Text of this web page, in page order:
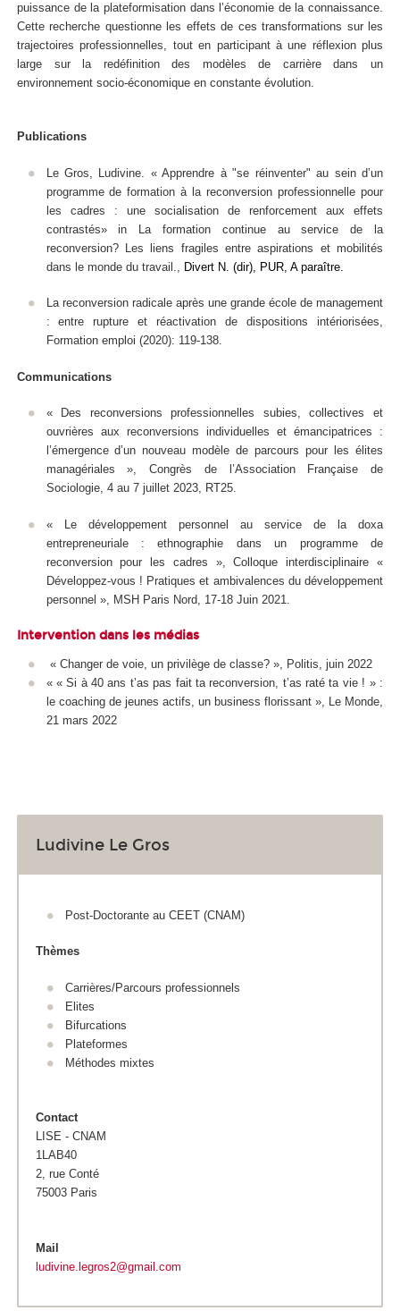
puissance de la plateformisation dans l’économie de la connaissance.
Cette recherche questionne les effets de ces transformations sur les
trajectoires professionnelles, tout en participant à une réflexion plus
large sur la redéfinition des modèles de carrière dans un
environnement socio-économique en constante évolution.
Publications
Le Gros, Ludivine. « Apprendre à "se réinventer" au sein d’un
programme de formation à la reconversion professionnelle pour
les cadres : une socialisation de renforcement aux effets
contrastés» in La formation continue au service de la
reconversion? Les liens fragiles entre aspirations et mobilités
dans le monde du travail., Divert N. (dir), PUR, A paraître.
La reconversion radicale après une grande école de management
: entre rupture et réactivation de dispositions intériorisées,
Formation emploi (2020): 119-138.
Communications
« Des reconversions professionnelles subies, collectives et
ouvrières aux reconversions individuelles et émancipatrices :
l’émergence d’un nouveau modèle de parcours pour les élites
managériales », Congrès de l’Association Française de
Sociologie, 4 au 7 juillet 2023, RT25.
« Le développement personnel au service de la doxa
entrepreneuriale : ethnographie dans un programme de
reconversion pour les cadres », Colloque interdisciplinaire «
Développez-vous ! Pratiques et ambivalences du développement
personnel », MSH Paris Nord, 17-18 Juin 2021.
Intervention dans les médias
« Changer de voie, un privilège de classe? », Politis, juin 2022
« « Si à 40 ans t’as pas fait ta reconversion, t’as raté ta vie ! » :
le coaching de jeunes actifs, un business florissant », Le Monde,
21 mars 2022
Ludivine Le Gros
Post-Doctorante au CEET (CNAM)
Thèmes
Carrières/Parcours professionnels
Elites
Bifurcations
Plateformes
Méthodes mixtes
Contact
LISE - CNAM
1LAB40
2, rue Conté
75003 Paris
Mail
ludivine.legros2@gmail.com